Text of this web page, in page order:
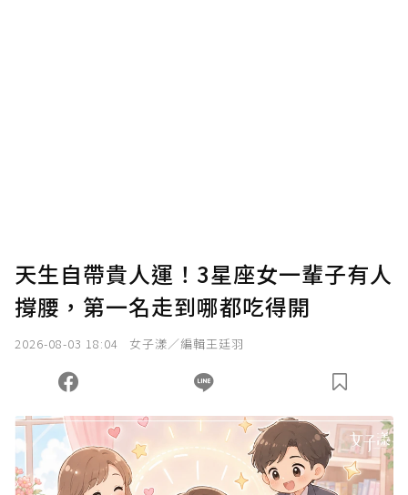
天生自帶貴人運！3星座女一輩子有人
撐腰，第一名走到哪都吃得開
2026-08-03 18:04 女子漾／編輯王廷羽